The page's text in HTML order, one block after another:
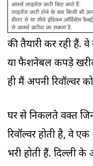
की तैयारी कर रही हैं.
या फैशनेबल कपड़े
ही मैं अपनी रिवॉल्वर
घर से निकलते वक्त
रिवॉल्वर होती है, वे
भरी होती हैं. दिल्ली